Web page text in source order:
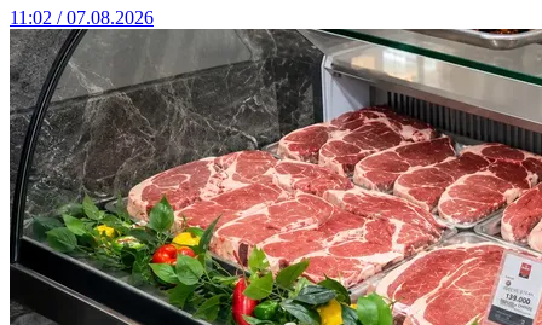
11:02 / 07.08.2026